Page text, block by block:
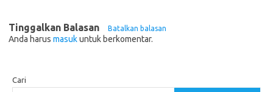
Tinggalkan Balasan Batalkan balasan
Anda harus masukuntuk berkomentar.
Cari